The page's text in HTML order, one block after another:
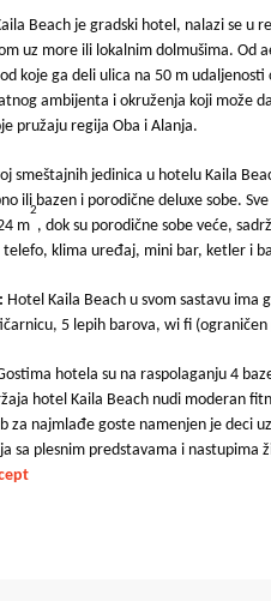
Beach je gradski hotel, nalazi se u
uz more ili lokalnim dolmušima. Od
koje ga deli ulica na 50 m
ambijenta i okruženja koji može
pružaju regija Oba i Alanja.
smeštajnih jedinica u hotelu Kaila
ili bazen i porodične deluxe sobe.
m
2
, dok su porodične sobe veće,
telefo, klima uređaj, mini bar, ketler i
Hotel Kaila Beach u svom sastavu
5 lepih barova, wi fi
hotela su na raspolaganju 4
hotel Kaila Beach nudi moderan
za najmlađe goste namenjen je deci
sa plesnim predstavama i nastupima